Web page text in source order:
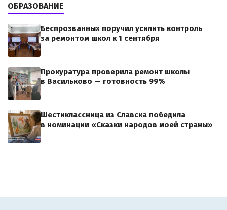
ОБРАЗОВАНИЕ
Беспрозванных поручил усилить контроль
за ремонтом школ к 1 сентября
Прокуратура проверила ремонт школы
в Васильково — готовность 99%
Шестиклассница из Славска победила
в номинации «Сказки народов моей страны»